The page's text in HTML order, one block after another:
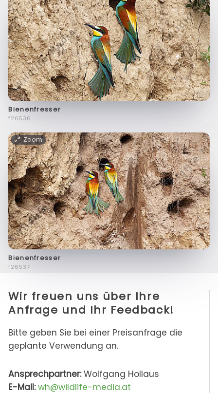
Bienenfresser
f26536
Zoom
Bienenfresser
f26537
Wir freuen uns über Ihre
Anfrage und Ihr Feedback!
Bitte geben Sie bei einer Preisanfrage die
geplante Verwendung an.
Ansprechpartner:Wolfgang Hollaus
E-Mail: wh@wildlife-media.at